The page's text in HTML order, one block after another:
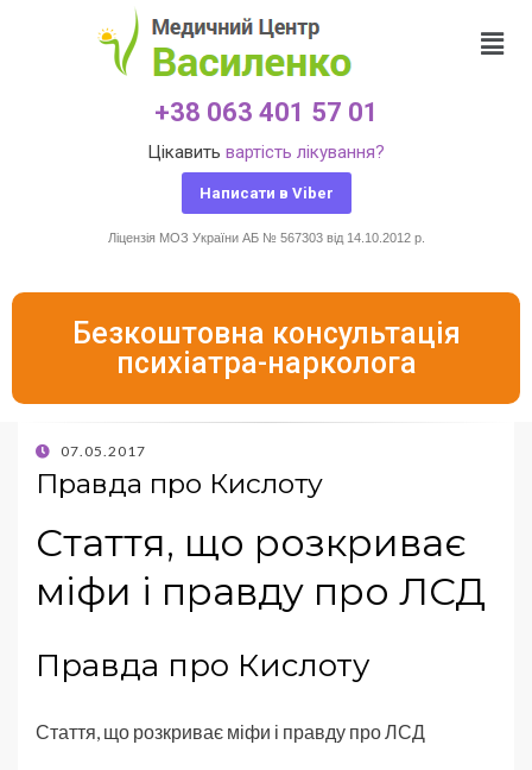
+38 063 401 57 01
Цікавить вартість лікування?
Написати в Viber
Ліцензія МОЗ України АБ № 567303 від 14.10.2012 р.
Безкоштовна консультація
психіатра-нарколога
07.05.2017
Правда про Кислоту
Стаття, що розкриває
міфи і правду про ЛСД
Правда про Кислоту
Стаття, що розкриває міфи і правду про ЛСД